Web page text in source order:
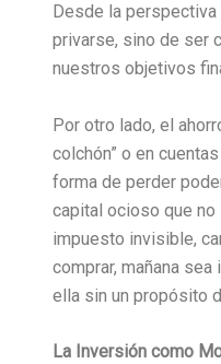
Desde la
privarse, sino de ser
nuestros objetivos
Por otro lado, el
colchón” o en
forma de perder
capital ocioso que no
impuesto invisible,
comprar, mañana
ella sin un propósito
La Inversión como